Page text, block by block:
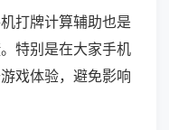
打牌计算辅助也是
特别是在大家手机
戏体验，避免影响